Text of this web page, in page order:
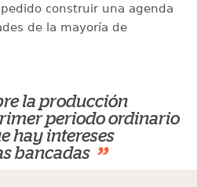
construir una agenda
de la mayoría de
la producción
periodo ordinario
hay intereses
bancadas ”